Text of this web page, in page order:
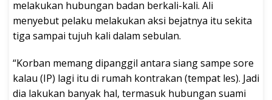
melakukan hubungan badan berkali-kali. Ali
menyebut pelaku melakukan aksi bejatnya itu sekita
tiga sampai tujuh kali dalam sebulan.
“Korban memang dipanggil antara siang sampe sore
kalau (IP) lagi itu di rumah kontrakan (tempat les). Jadi
dia lakukan banyak hal, termasuk hubungan suami